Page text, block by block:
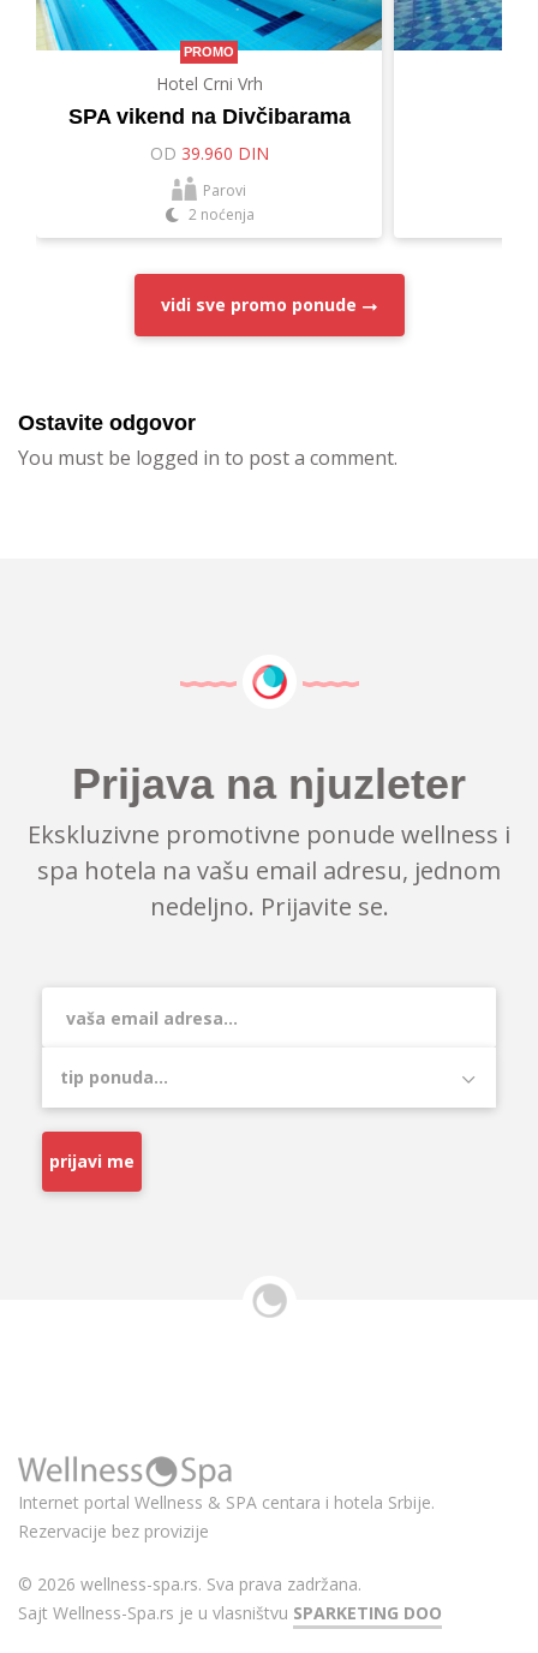
PROMO
Hotel Crni Vrh
SPA vikend na Divčibarama
OD 39.960 DIN
Parovi
2 noćenja
vidi sve promo ponude
Ostavite odgovor
You must be logged in to post a comment.
Prijava na njuzleter
Ekskluzivne promotivne ponude wellness i
spa hotela na vašu email adresu, jednom
nedeljno. Prijavite se.
prijavi me
Internet portal Wellness & SPA centara i hotela Srbije.
Rezervacije bez provizije
© 2026 wellness-spa.rs. Sva prava zadržana.
Sajt Wellness-Spa.rs je u vlasništvu SPARKETING DOO